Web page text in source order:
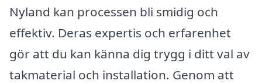
Nyland kan processen bli smidig och
effektiv. Deras expertis och erfarenhet
gör att du kan känna dig trygg i ditt val av
takmaterial och installation. Genom att